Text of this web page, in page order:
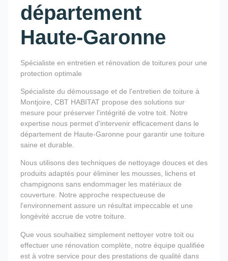
département
Haute-Garonne
Spécialiste en entretien et rénovation de toitures pour une
protection optimale
Spécialiste du démoussage et de l'entretien de toiture à
Montjoire, CBT HABITAT propose des solutions sur
mesure pour préserver l'intégrité de votre toit. Notre
expertise nous permet d'intervenir efficacement dans le
département de Haute-Garonne pour garantir une toiture
saine et durable.
Nous utilisons des techniques de nettoyage douces et des
produits adaptés pour éliminer les mousses, lichens et
champignons sans endommager les matériaux de
couverture. Notre approche respectueuse de
l'environnement assure un résultat impeccable et une
longévité accrue de votre toiture.
Que vous souhaitiez simplement nettoyer votre toit ou
effectuer une rénovation complète, notre équipe qualifiée
est à votre service pour des prestations de qualité dans